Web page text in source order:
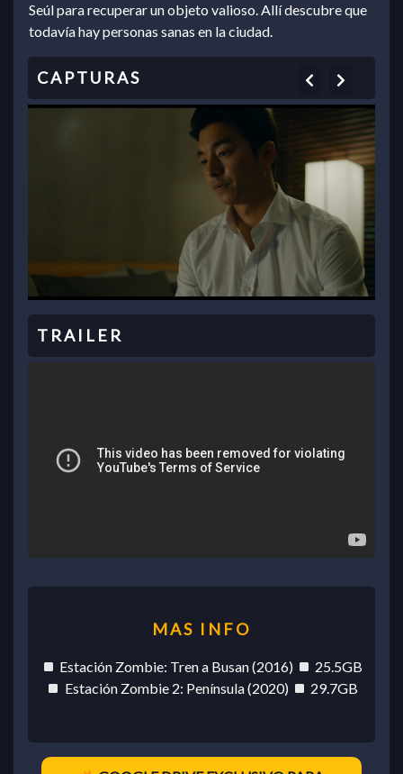
Seúl para recuperar un objeto valioso. Allí descubre que
todavía hay personas sanas en la ciudad.
Previous
Estación Zombie: Tren a Busan (2016)
25.5GB
Estación Zombie 2: Península (2020)
29.7GB